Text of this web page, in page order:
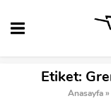
Etiket:
Anasayfa »